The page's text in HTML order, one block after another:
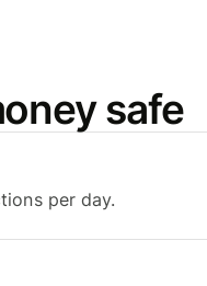
safe
per day.